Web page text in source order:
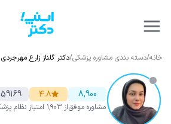
خانه/دسته بندی مشاوره پزشکی/دکتر گلناز زارع مهرجردی
8,900
مشاوره موفق
۴.۸
از ۱٬۹۰۳ امتیاز نظام